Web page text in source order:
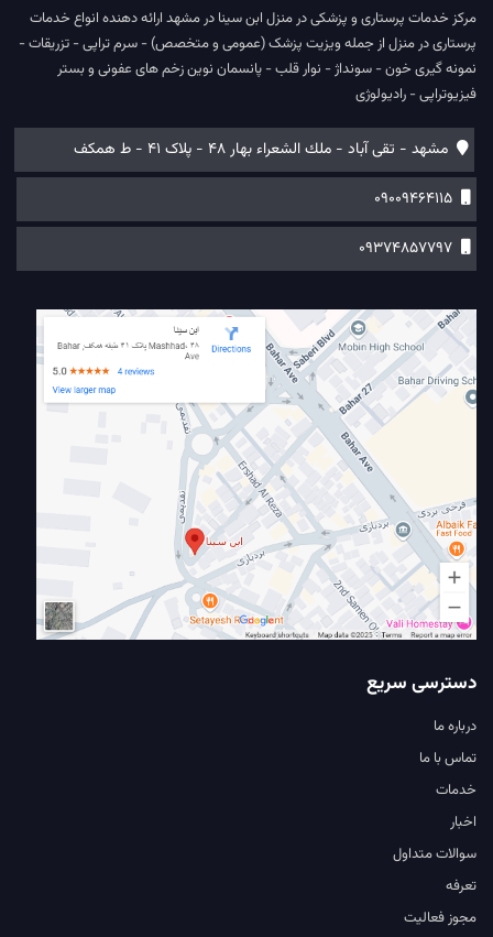
مرکز خدمات پرستاری و پزشکی در منزل ابن سینا در مشهد ارائه دهنده انواع خدمات
پرستاری در منزل از جمله ویزیت پزشک (عمومی و متخصص) - سرم تراپی - تزریقات -
نمونه گیری خون - سونداژ - نوار قلب - پانسمان نوین زخم های عفونی و بستر
فیزیوتراپی - رادیولوژی
مشهد - تقی آباد - ملك الشعراء بهار 48 - پلاک 41 - ط همكف
دسترسی سریع
درباره ما
تماس با ما
خدمات
اخبار
سوالات متداول
تعرفه
مجوز فعالیت